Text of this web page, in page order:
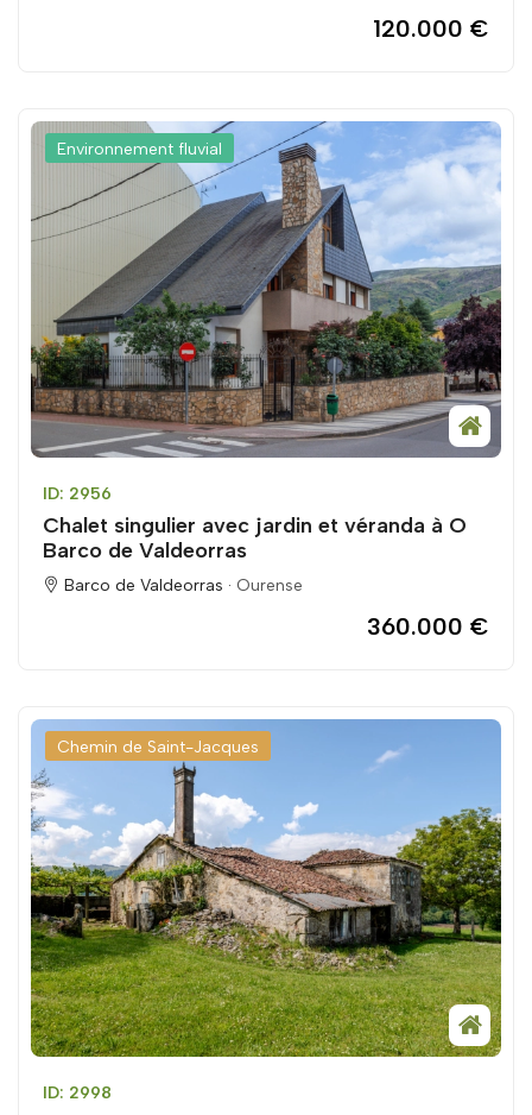
120.000 €
Environnement fluvial
ID: 2956
Chalet singulier avec jardin et véranda à O
Barco de Valdeorras
Barco de Valdeorras · Ourense
360.000 €
Chemin de Saint-Jacques
ID: 2998